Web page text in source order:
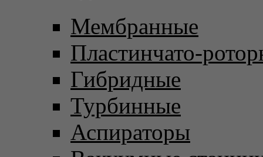
Мембранные
Пластинчато-
Гибридные
Турбинные
Аспираторы